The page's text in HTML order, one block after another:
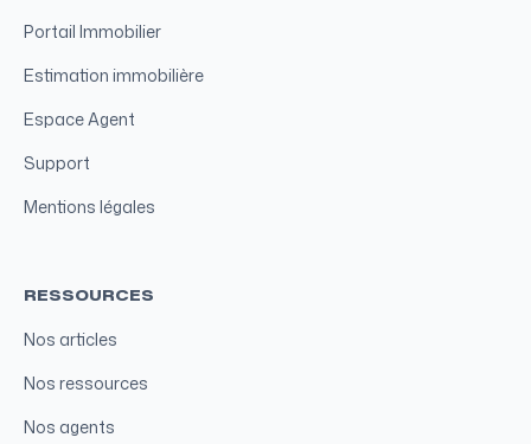
Portail Immobilier
Estimation immobilière
Espace Agent
Support
Mentions légales
RESSOURCES
Nos articles
Nos ressources
Nos agents